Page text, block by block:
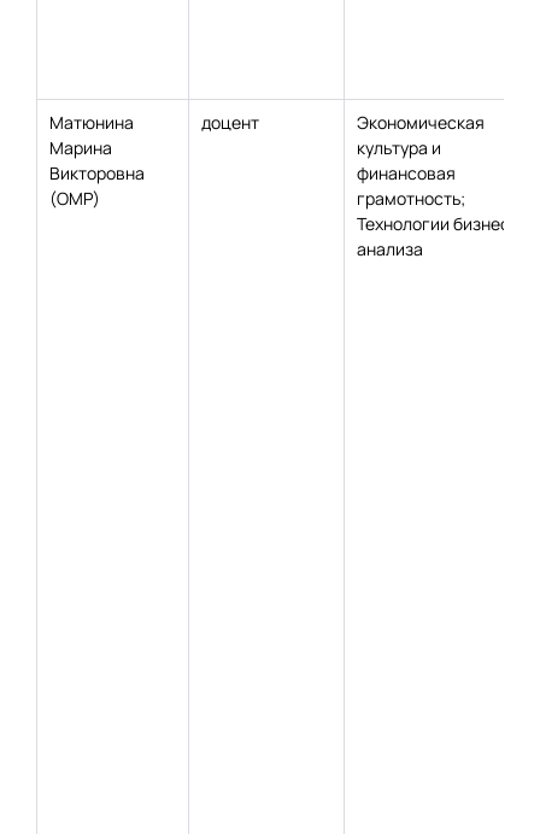
Матюнина
Марина
Викторовна
(ОМР)
доцент
Экономическая
культура и
финансовая
грамотность;
Технологии бизнес-
анализа